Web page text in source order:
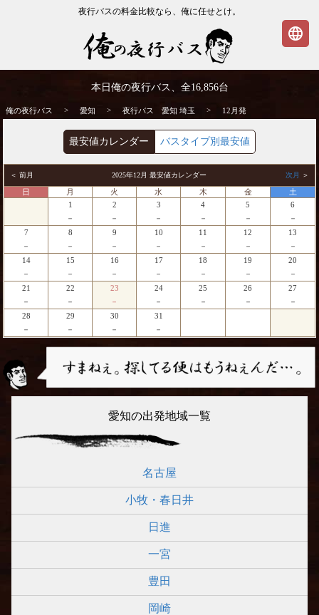
夜行バスの料金比較なら、俺に任せとけ。
ス | 俺の夜行バス
本日俺の夜行バス、全16,856台
俺の夜行バス > 愛知 > 夜行バス 愛知 埼玉 > 12月発
最安値カレンダー バスタイプ別最安値
＜ 前月 2025年12月 最安値カレンダー 次月 ＞
日 月 火 水 木 金
土
1
－
2
－
3
－
4
－
5
－
6
－
7
－
8
－
9
－
10
－
11
－
12
－
13
－
14
－
15
－
16
－
17
－
18
－
19
－
20
－
21
－
22
－
23
－
24
－
25
－
26
－
27
－
28
－
29
－
30
－
31
－
愛知の出発地域一覧
名古屋
小牧・春日井
日進
一宮
豊田
岡崎
language